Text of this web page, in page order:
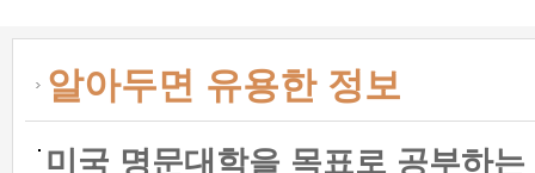
알아두면 유용한 정보
미국 명문대학을 목표로 공부하